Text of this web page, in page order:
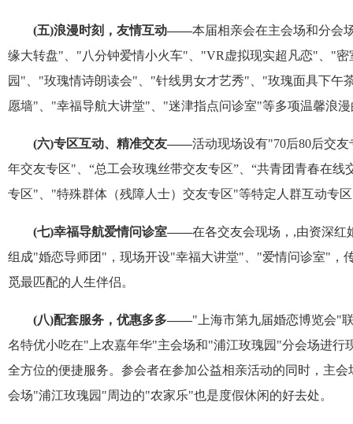
(五)浪漫时刻，友情互动——本届相亲会在主会场和分会
缘大转盘" "八分钟爱情小火车" "VR 虚拟现实超凡恋" "密
园 " "玫瑰情诗朗读会" "针线男女才艺秀" "玫瑰面具下午
愿墙" "幸福导航大讲堂" "迷津指点问诊室"等多项温馨浪
(六)专区互动、精准交友——活动现场设有"70后80后交友
年交友专区" “总工会玫瑰丝带交友专区” “共青团青春在线
专区" "特殊群体（残障人士）交友专区"等特定人群互动专
(七)幸福导航爱情问诊室——在各交友会现场， ,由资深红
组成"婚恋导师团 " ，现场开设"幸福大讲堂" "爱情问诊室" ，
觅最匹配的人生伴侣。
(八)配套服务，优惠多多——" 上海市第九届婚恋博览会"
名特优小吃在" 上农嘉年华"主会场和"浦江玫瑰园 "分会场进行
全方位的便捷服务。参会者在参加公益相亲活动的同时，主会
会场"浦江玫瑰园 "周边的"农家乐"也是度假休闲的好去处。